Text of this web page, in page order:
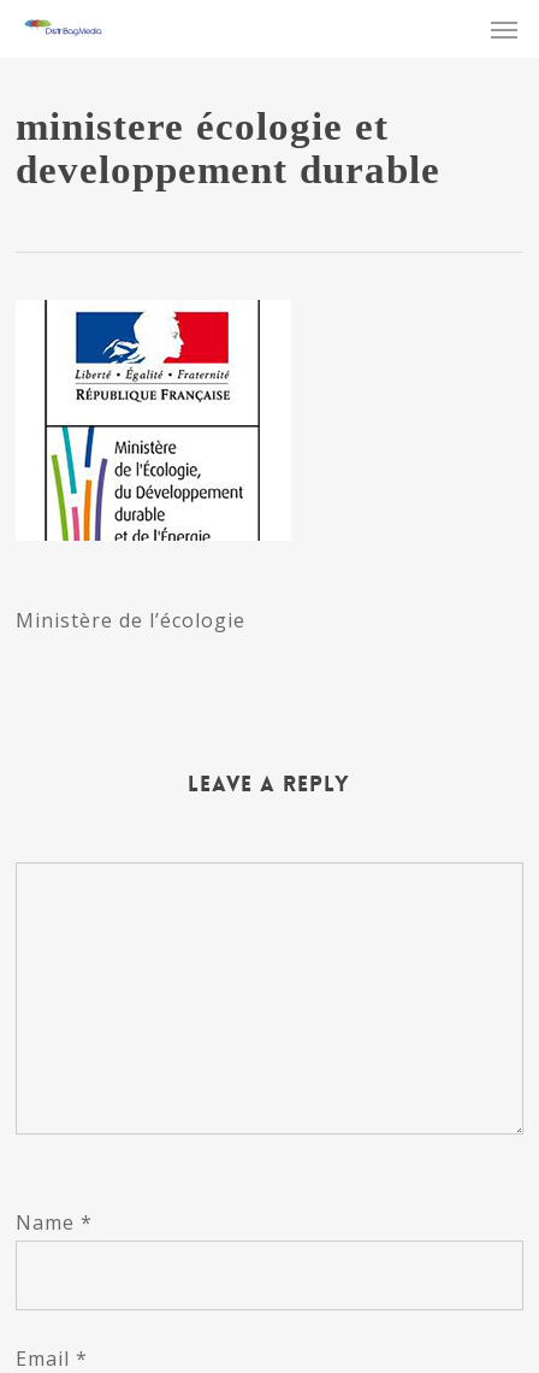
Skip
content
ministere écologie et
developpement durable
Ministère de l’écologie
Leave a Reply
Name*
Email*